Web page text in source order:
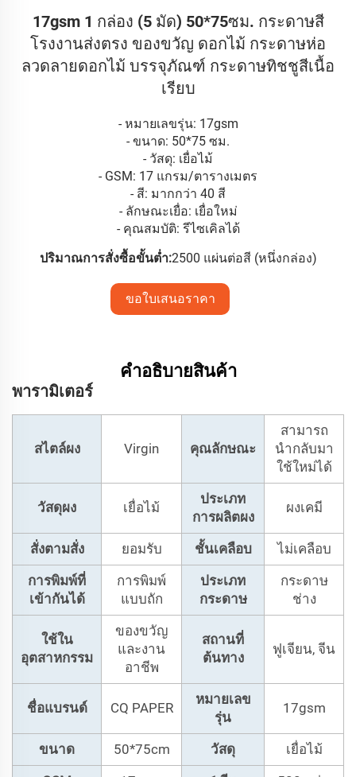
17gsm 1 กล่อง (5 มัด) 50*75ซม. กระดาษสี
โรงงานส่งตรง ของขวัญ ดอกไม้ กระดาษห่อ
ลวดลายดอกไม้ บรรจุภัณฑ์ กระดาษทิชชูสีเนื้อ
เรียบ
- หมายเลขรุ่น: 17gsm
- ขนาด: 50*75 ซม.
- วัสดุ: เยื่อไม้
- GSM: 17 แกรม/ตารางเมตร
- สี: มากกว่า 40 สี
- ลักษณะเยื่อ: เยื่อใหม่
- คุณสมบัติ: รีไซเคิลได้
ปริมาณการสั่งซื้อขั้นต่ำ:2500 แผ่นต่อสี (หนึ่งกล่อง)
ขอใบเสนอราคา
คำอธิบายสินค้า
พารามิเตอร์
สไตล์ผง Virgin คุณลักษณะ
สามารถ
นำกลับมา
ใช้ใหม่ได้
วัสดุผง เยื่อไม้
ประเภท
การผลิตผง
ผงเคมี
สั่งตามสั่ง ยอมรับ ชั้นเคลือบ
ไม่เคลือบ
การพิมพ์ที่
เข้ากันได้
การพิมพ์
แบบถัก
ประเภท
กระดาษ
กระดาษ
ช่าง
ใช้ใน
อุตสาหกรรม
ของขวัญ
และงาน
อาชีพ
สถานที่
ต้นทาง
ฟูเจียน, จีน
ชื่อแบรนด์ CQ PAPER
หมายเลข
รุ่น
17gsm
ขนาด 50*75cm วัสดุ
เยื่อไม้